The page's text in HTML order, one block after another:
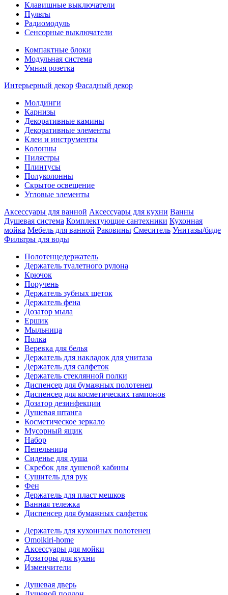
Клавишные выключатели
Пульты
Радиомодуль
Сенсорные выключатели
Компактные блоки
Модульная система
Умная розетка
Интерьерный декор Фасадный декор
Молдинги
Карнизы
Декоративные камины
Декоративные элементы
Клеи и инструменты
Колонны
Пилястры
Плинтусы
Полуколонны
Скрытое освещение
Угловые элементы
Аксессуары для ванной Аксессуары для кухни Ванны
Душевая система Комплектующие сантехники Кухонная
мойка Мебель для ванной Раковины Смеситель Унитазы/биде
Фильтры для воды
Полотенцедержатель
Держатель туалетного рулона
Крючок
Поручень
Держатель зубных щеток
Держатель фена
Дозатор мыла
Eршик
Мыльница
Полка
Веревка для белья
Держатель для накладок для унитаза
Держатель для салфеток
Держатель стеклянной полки
Диспенсер для бумажных полотенец
Диспенсер для косметических тампонов
Дозатор дезинфекции
Душевая штанга
Косметическое зеркало
Мусорный ящик
Набор
Пепельница
Сиденье для душа
Скребок для душевой кабины
Сушитель для рук
Фен
Держатель для пласт мешков
Ванная тележка
Диспенсер для бумажных салфеток
Держатель для кухонных полотенец
Omoikiri-home
Аксессуары для мойки
Дозаторы для кухни
Изменчители
Душевая дверь